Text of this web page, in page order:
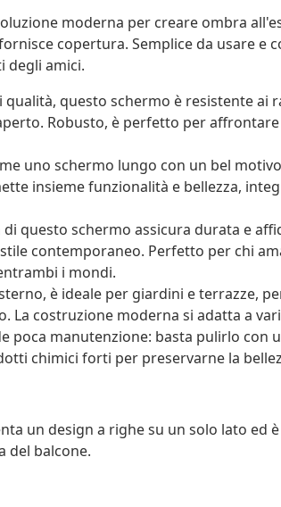
moderna per creare ombra
copertura. Semplice da usare e
degli amici.
qualità, questo schermo è resistente ai
Robusto, è perfetto per
uno schermo lungo con un bel
insieme funzionalità e bellezza,
di questo schermo assicura durata e
contemporaneo. Perfetto per chi
i mondi.
è ideale per giardini e terrazze,
La costruzione moderna si adatta a
poca manutenzione: basta pulirlo con
chimici forti per preservarne la
un design a righe su un solo lato ed
del balcone.